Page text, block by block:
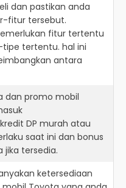
dan pastikan anda
fitur tersebut.
fitur tertentu
tertentu. hal ini
antara
dan promo mobil
DP murah atau
saat ini dan bonus
jika tersedia.
ketersediaan